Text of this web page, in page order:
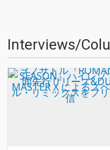
Interviews/